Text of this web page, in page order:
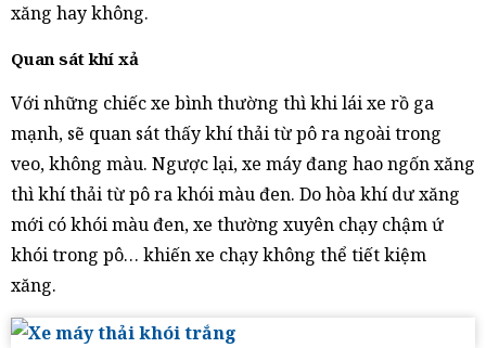
xăng hay không.
Quan sát khí xả
Với những chiếc xe bình thường thì khi lái xe rồ ga
mạnh, sẽ quan sát thấy khí thải từ pô ra ngoài trong
veo, không màu. Ngược lại, xe máy đang hao ngốn xăng
thì khí thải từ pô ra khói màu đen. Do hòa khí dư xăng
mới có khói màu đen, xe thường xuyên chạy chậm ứ
khói trong pô… khiến xe chạy không thể tiết kiệm
xăng.